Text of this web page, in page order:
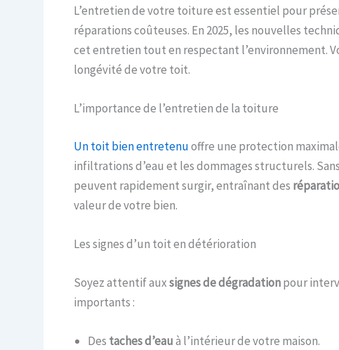
L’entretien de votre toiture est essentiel pour
réparations coûteuses. En 2025, les nouvelles
cet entretien tout en respectant l’environnement.
longévité de votre toit.
L’importance de l’entretien de la toiture
Un toit bien entretenuoffre une protection
infiltrations d’eau et les dommages structurels.
peuvent rapidement surgir, entraînant des
valeur de votre bien.
Les signes d’un toit en détérioration
Soyez attentif auxsignes de dégradationpour
importants :
Des taches d’eauà l’intérieur de votre maison.